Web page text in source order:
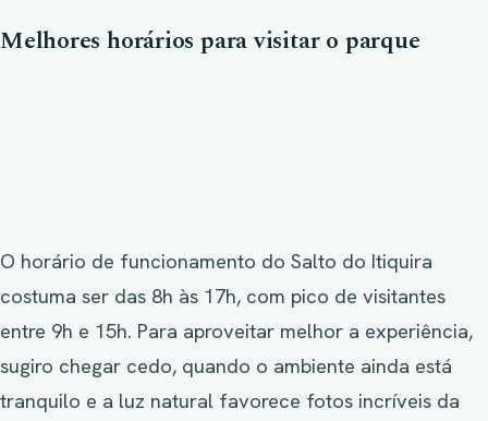
Melhores horários para visitar o parque
O horário de funcionamento do Salto do Itiquira
costuma ser das 8h às 17h, com pico de visitantes
entre 9h e 15h. Para aproveitar melhor a experiência,
sugiro chegar cedo, quando o ambiente ainda está
tranquilo e a luz natural favorece fotos incríveis da